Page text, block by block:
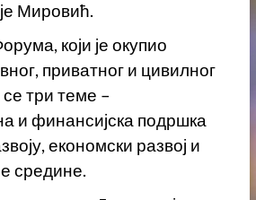
Мировић.
који је окупио
приватног и цивилног
три теме –
и финансијска подршка
економски развој и
средине.